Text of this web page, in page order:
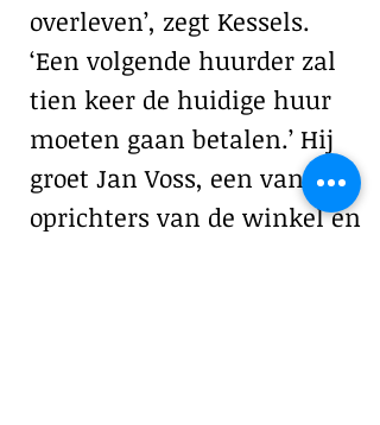
overleven’, zegt Kessels.
‘Een volgende huurder zal
tien keer de huidige huur
moeten gaan betalen.’ Hij
groet Jan Voss, een van de
oprichters van de winkel en